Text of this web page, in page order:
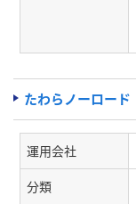
たわらノーロー
運用会社
分類